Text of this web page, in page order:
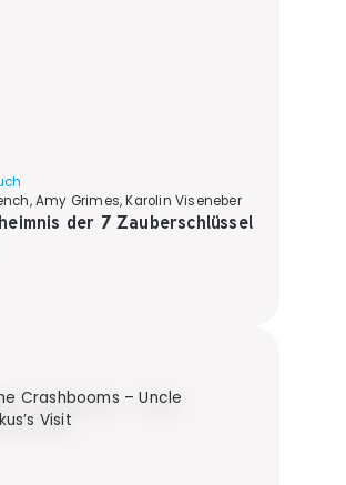
Amy Grimes, Karolin Viseneber
der 7 Zauberschlüssel
price: